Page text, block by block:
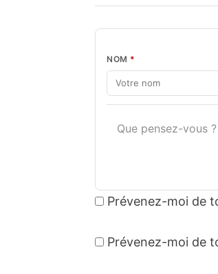
NOM *
Prévenez-moi de
Prévenez-moi de